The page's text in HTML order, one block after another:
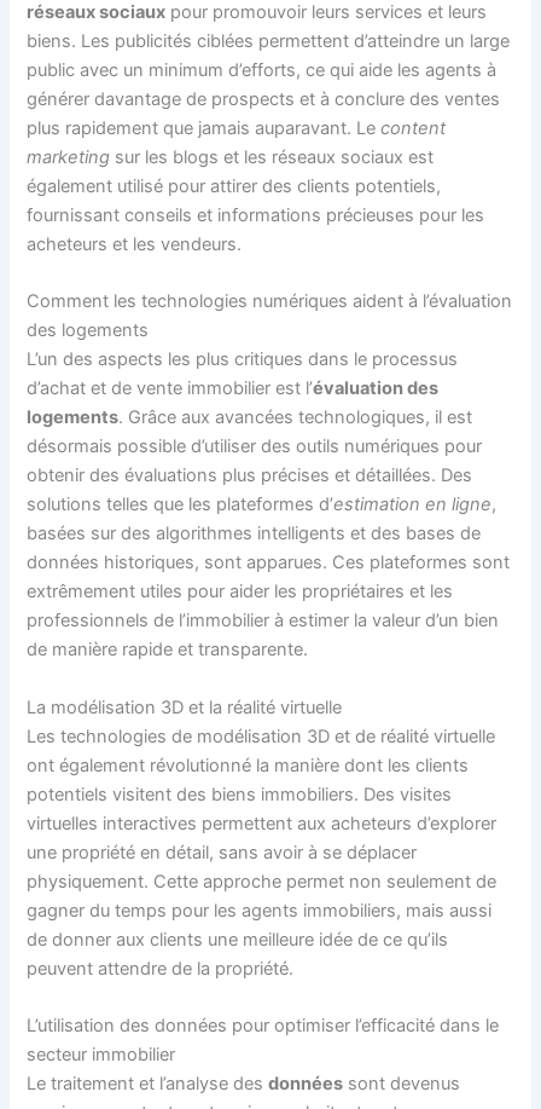
réseaux sociaux pour promouvoir leurs services et leurs
biens. Les publicités ciblées permettent d’atteindre un large
public avec un minimum d’efforts, ce qui aide les agents à
générer davantage de prospects et à conclure des ventes
plus rapidement que jamais auparavant. Lecontent
marketing sur les blogs et les réseaux sociaux est
également utilisé pour attirer des clients potentiels,
fournissant conseils et informations précieuses pour les
acheteurs et les vendeurs.
Comment les technologies numériques aident à l’évaluation
des logements
L’un des aspects les plus critiques dans le processus
d’achat et de vente immobilier est l’évaluation des
logements. Grâce aux avancées technologiques, il est
désormais possible d’utiliser des outils numériques pour
obtenir des évaluations plus précises et détaillées. Des
solutions telles que les plateformes d’estimation en ligne,
basées sur des algorithmes intelligents et des bases de
données historiques, sont apparues. Ces plateformes sont
extrêmement utiles pour aider les propriétaires et les
professionnels de l’immobilier à estimer la valeur d’un bien
de manière rapide et transparente.
La modélisation 3D et la réalité virtuelle
Les technologies de modélisation 3D et de réalité virtuelle
ont également révolutionné la manière dont les clients
potentiels visitent des biens immobiliers. Des visites
virtuelles interactives permettent aux acheteurs d’explorer
une propriété en détail, sans avoir à se déplacer
physiquement. Cette approche permet non seulement de
gagner du temps pour les agents immobiliers, mais aussi
de donner aux clients une meilleure idée de ce qu’ils
peuvent attendre de la propriété.
L’utilisation des données pour optimiser l’efficacité dans le
secteur immobilier
Le traitement et l’analyse desdonnées sont devenus